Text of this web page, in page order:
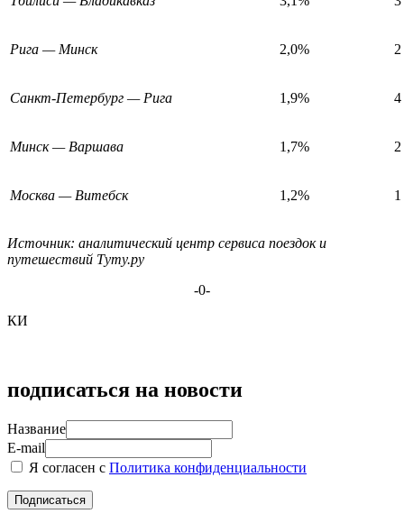
Рига — Минск 2,0%
Санкт-Петербург — Рига 1,9% 4
Минск — Варшава 1,7%
Москва — Витебск 1,2%
Источник: аналитический центр сервиса поездок и
путешествий Туту.ру
-0-
КИ
подписаться на новости
Название
E-mail
Я согласен с Политика конфиденциальности